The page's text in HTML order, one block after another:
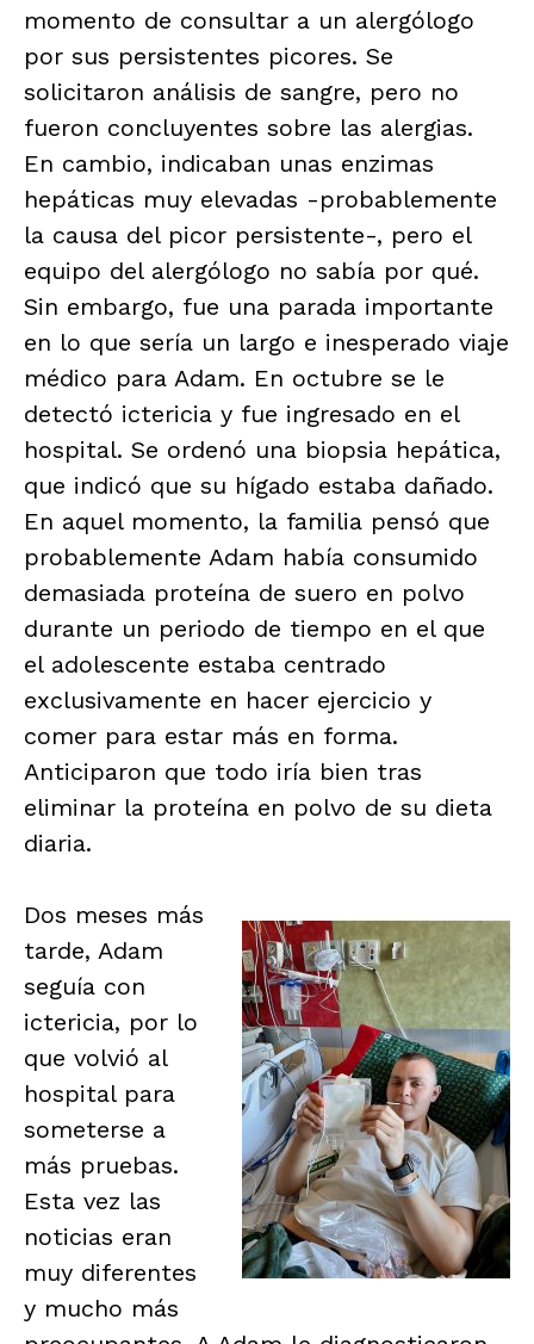
momento de consultar a un alergólogo
por sus persistentes picores. Se
solicitaron análisis de sangre, pero no
fueron concluyentes sobre las alergias.
En cambio, indicaban unas enzimas
hepáticas muy elevadas -probablemente
la causa del picor persistente-, pero el
equipo del alergólogo no sabía por qué.
Sin embargo, fue una parada importante
en lo que sería un largo e inesperado viaje
médico para Adam. En octubre se le
detectó ictericia y fue ingresado en el
hospital. Se ordenó una biopsia hepática,
que indicó que su hígado estaba dañado.
En aquel momento, la familia pensó que
probablemente Adam había consumido
demasiada proteína de suero en polvo
durante un periodo de tiempo en el que
el adolescente estaba centrado
exclusivamente en hacer ejercicio y
comer para estar más en forma.
Anticiparon que todo iría bien tras
eliminar la proteína en polvo de su dieta
diaria.
Dos meses más
tarde, Adam
seguía con
ictericia, por lo
que volvió al
hospital para
someterse a
más pruebas.
Esta vez las
noticias eran
muy diferentes
y mucho más